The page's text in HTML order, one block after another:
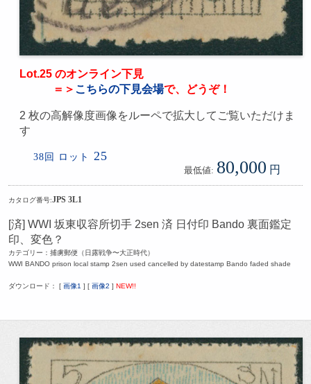
Lot.25 のオンライン下見
＝＞ こちらの下見会場で、どうぞ！
2 枚の高解像度画像をルーペで拡大してご覧いただけま
す
38回 ロット 25
最低値: 80,000 円
カタログ番号:JPS 3L1
[済] WWI 坂東収容所切手 2sen 済 日付印 Bando 裏面鑑定
印、変色？
カテゴリー：捕虜郵便（日露戦争〜大正時代）
WWI BANDO prison local stamp 2sen used cancelled by datestamp Bando faded shade
ダウンロード： [ 画像1 ] [ 画像2 ] NEW!!